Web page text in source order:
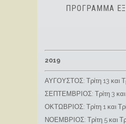
ΠΡΟΓΡΑΜΜΑ
2019
ΑΥΓΟΥΣΤΟΣ: Τρίτη 13 και
ΣΕΠΤΕΜΒΡΙΟΣ: Τρίτη 3 και
ΟΚΤΩΒΡΙΟΣ: Τρίτη 1 και
ΝΟΕΜΒΡΙΟΣ: Τρίτη 5 και